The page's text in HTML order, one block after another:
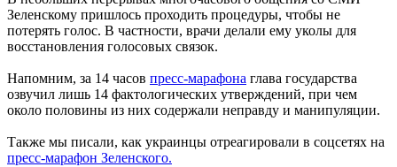
Зеленскому пришлось проходить процедуры, чтобы не
потерять голос. В частности, врачи делали ему уколы для
восстановления голосовых связок.
Напомним, за 14 часов пресс-марафона глава государства
озвучил лишь 14 фактологических утверждений, при чем
около половины из них содержали неправду и манипуляции.
Также мы писали, как украинцы отреагировали в соцсетях на
пресс-марафон Зеленского.